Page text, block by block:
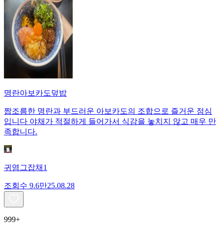
명란아보카도덮밥
짭조름한 명란과 부드러운 아보카도의 조합으로 즐거운 점심
입니다 야채가 적절하게 들어가서 식감을 놓치지 않고 매우 만
족합니다.
귀염그잡채1
조회수 9.6만25.08.28
999+